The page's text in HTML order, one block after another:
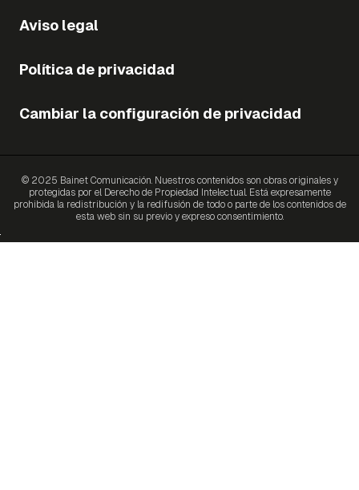
Aviso legal
Política de privacidad
Cambiar la configuración de privacidad
© 2025 Bainet Comunicación. Nuestros contenidos son obras originales y
protegidas por el Derecho de Propiedad Intelectual. Está expresamente
prohibida la redistribución y la redifusión de todo o parte de los contenidos de
esta web sin su previo y expreso consentimiento.